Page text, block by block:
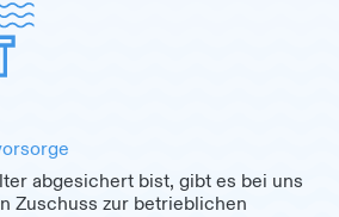
abgesichert bist, gibt es bei uns
Zuschuss zur betrieblichen